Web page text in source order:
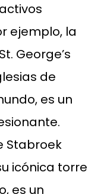
ejemplo, la
George’s
de
es un
Stabroek
icónica torre
es un